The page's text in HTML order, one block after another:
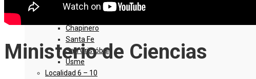
Localidad 1 – 5
Chapinero
Santa Fe
San Cristóbal
Usme
Localidad 6 – 10
Ministerio de Ciencias